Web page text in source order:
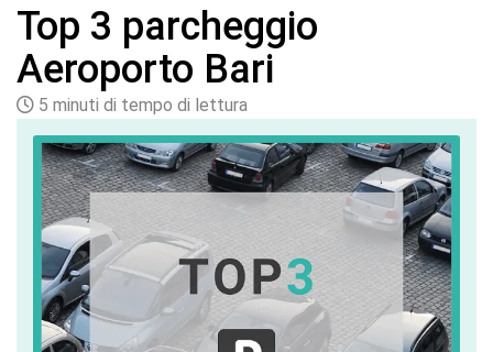
Top 3 parcheggio
Aeroporto Bari
5 minuti di tempo di lettura